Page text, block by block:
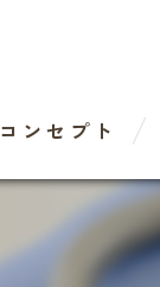
コンセプト